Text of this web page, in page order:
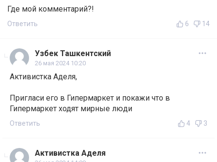
Где мой комментарий?!
Ответить 6 14
Узбек Ташкентский
26 мая 2024 10:20
Активистка Аделя,
Пригласи его в Гипермаркет и покажи что в
Гипермаркет ходят мирные люди
Ответить 4 3
Активистка Аделя